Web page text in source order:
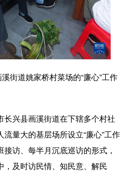
银龄 溯源中国
能源 会展
时尚 悦读
河北 山西
上海 江苏
道姚家桥村菜场的“廉心”工作
兴县画溪街道在下辖多个村社
量大的基层场所设立“廉心”工作
访、每半月沉底巡访的形式，
，及时访民情、知民意、解民